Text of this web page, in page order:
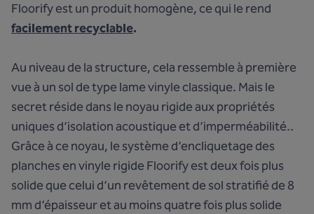
Floorify est un produit homogène, ce qui le rend
facilement recyclable.
Au niveau de la structure, cela ressemble à première
vue à un sol de type lame vinyle classique. Mais le
secret réside dans le noyau rigide aux propriétés
uniques d’isolation acoustique et d’imperméabilité..
Grâce à ce noyau, le système d’encliquetage des
planches en vinyle rigide Floorify est deux fois plus
solide que celui d’un revêtement de sol stratifié de 8
mm d’épaisseur et au moins quatre fois plus solide